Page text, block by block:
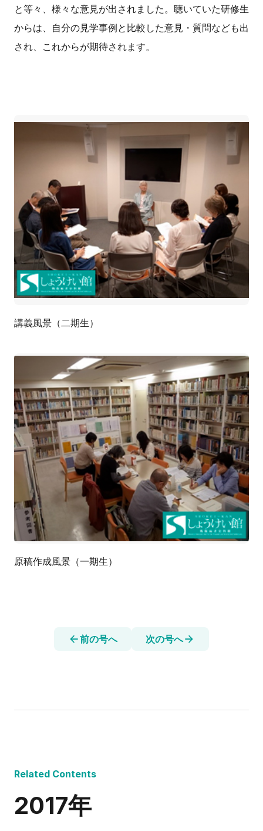
と等々、様々な意見が出されました。聴いていた研修生
からは、自分の見学事例と比較した意見・質問なども出
され、これからが期待されます。
講義風景（二期生）
原稿作成風景（一期生）
前の号へ 次の号へ
Related Contents
2017年